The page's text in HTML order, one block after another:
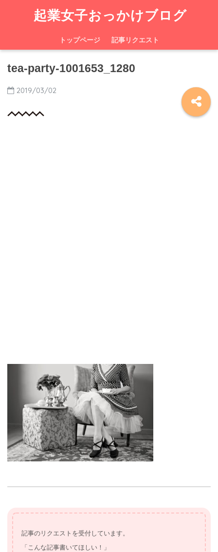
起業女子おっかけブログ
トップページ 記事リクエスト
tea-party-1001653_1280
2019/03/02
記事のリクエストを受付しています。
「こんな記事書いてほしい！」